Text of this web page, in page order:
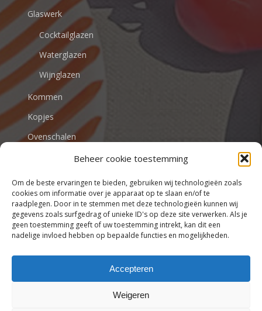
Beheer cookie toestemming
Om de beste ervaringen te bieden, gebruiken wij technologieën zoals
cookies om informatie over je apparaat op te slaan en/of te
raadplegen. Door in te stemmen met deze technologieën kunnen wij
gegevens zoals surfgedrag of unieke ID's op deze site verwerken. Als je
geen toestemming geeft of uw toestemming intrekt, kan dit een
nadelige invloed hebben op bepaalde functies en mogelijkheden.
Accepteren
Weigeren
Glaswerk
Cocktailglazen
Waterglazen
Wijnglazen
Kommen
Kopjes
Ovenschalen
Tafel en eventstyling | Stijlvol
tafelen begint bij Tafel beleving